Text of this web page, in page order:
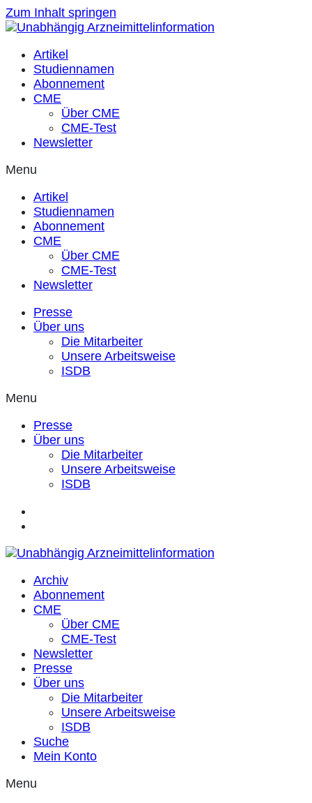
Zum Inhalt springen
Artikel
Studiennamen
Abonnement
CME
Über CME
CME-Test
Newsletter
Menu
Artikel
Studiennamen
Abonnement
CME
Über CME
CME-Test
Newsletter
Presse
Über uns
Die Mitarbeiter
Unsere Arbeitsweise
ISDB
Menu
Presse
Über uns
Die Mitarbeiter
Unsere Arbeitsweise
ISDB
Archiv
Abonnement
CME
Über CME
CME-Test
Newsletter
Presse
Über uns
Die Mitarbeiter
Unsere Arbeitsweise
ISDB
Suche
Mein Konto
Menu